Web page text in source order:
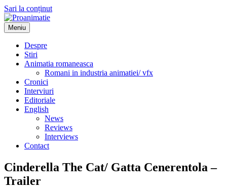
Sari la conținut
Proanimatie
Stiri despre filme de animatie
Meniu
Despre
Stiri
Animatia romaneasca
Romani in industria animatiei/ vfx
Cronici
Interviuri
Editoriale
English
News
Reviews
Interviews
Contact
Cinderella The Cat/ Gatta Cenerentola –
Trailer